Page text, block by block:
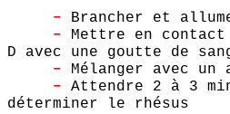
– Brancher et
– Mettre en
D avec une goutte de
– Mélanger avec un
– Attendre 2 à 3
déterminer le rhésus